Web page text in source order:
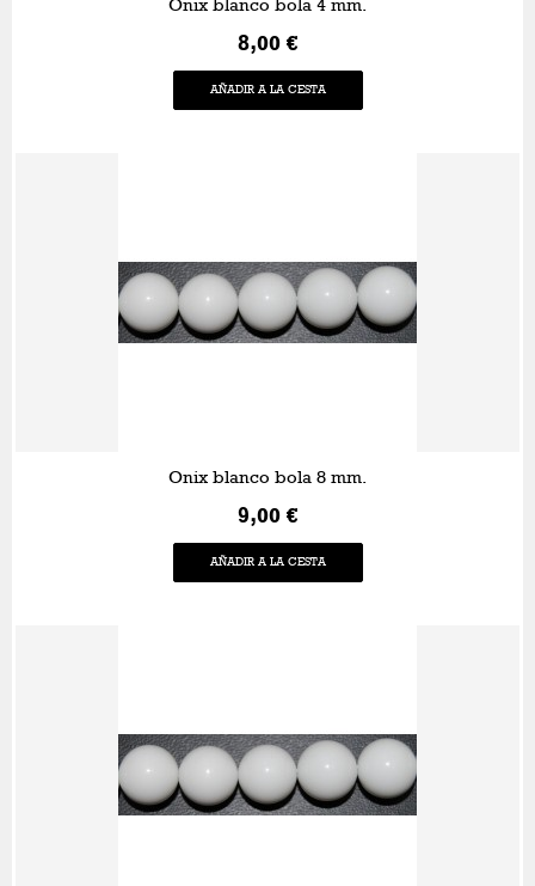
Onix blanco bola 4 mm.
8,00 €
AÑADIR A LA CESTA
Onix blanco bola 8 mm.
9,00 €
AÑADIR A LA CESTA